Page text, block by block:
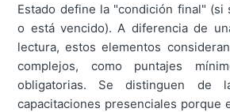
Estado define la "condición final" (si
o está vencido). A diferencia de
lectura, estos elementos
complejos, como puntajes
obligatorias. Se distinguen de
capacitaciones presenciales porque